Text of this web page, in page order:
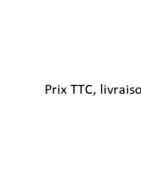
Prix TTC,